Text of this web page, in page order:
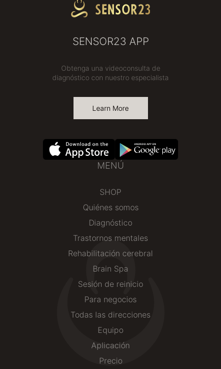
MENÚ
SHOP
Quiénes somos
Diagnóstico
Trastornos mentales
Rehabilitación cerebral
Brain Spa
Sesión de reinicio
Para negocios
Todas las direcciones
Equipo
Aplicación
Precio
SENSOR23 APP
Obtenga una videoconsulta de
diagnóstico con nuestro especialista
Learn More